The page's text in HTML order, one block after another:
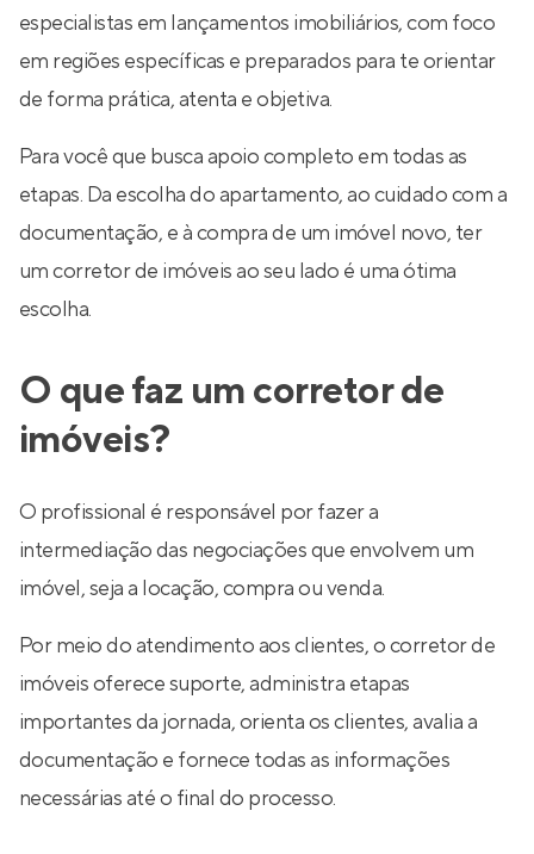
especialistas em lançamentos imobiliários, com foco
em regiões específicas e preparados para te orientar
de forma prática, atenta e objetiva.
Para você que busca apoio completo em todas as
etapas. Da escolha do apartamento, ao cuidado com a
documentação, e à compra de um imóvel novo, ter
um corretor de imóveis ao seu lado é uma ótima
escolha.
O que faz um corretor de
imóveis?
O profissional é responsável por fazer a
intermediação das negociações que envolvem um
imóvel, seja a locação, compra ou venda.
Por meio do atendimento aos clientes, o corretor de
imóveis oferece suporte, administra etapas
importantes da jornada, orienta os clientes, avalia a
documentação e fornece todas as informações
necessárias até o final do processo.